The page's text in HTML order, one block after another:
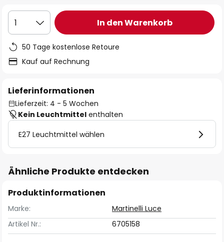
1 In den Warenkorb
50 Tage kostenlose Retoure
Kauf auf Rechnung
Lieferinformationen
Lieferzeit: 4 - 5 Wochen
Kein Leuchtmittel enthalten
E27 Leuchtmittel wählen
Ähnliche Produkte entdecken
Produktinformationen
Marke:
Martinelli Luce
Artikel Nr.:
6705158